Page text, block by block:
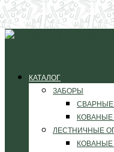
КАТАЛОГ
ЗАБОРЫ
СВАРНЫЕ
КОВАНЫЕ
ЛЕСТНИЧНЫЕ